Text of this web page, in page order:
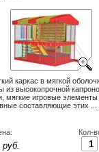
каркас в мягкой
из высокопрочной
мягкие игровые элементы
составляющие этих ...
руб.
Кол-